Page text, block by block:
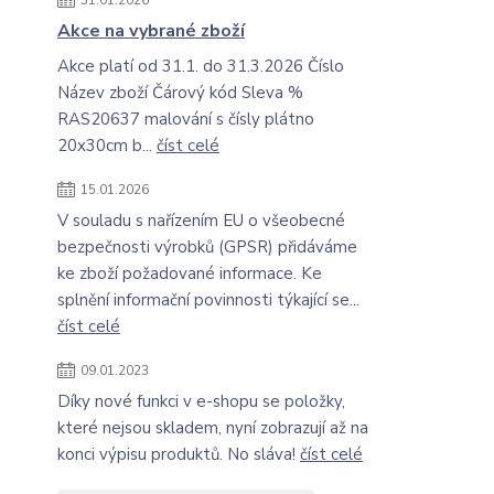
Akce na vybrané zboží
Akce platí od 31.1. do 31.3.2026 Číslo
Název zboží Čárový kód Sleva %
RAS20637 malování s čísly plátno
20x30cm b... číst celé
15.01.2026
V souladu s nařízením EU o všeobecné
bezpečnosti výrobků (GPSR) přidáváme
ke zboží požadované informace. Ke
splnění informační povinnosti týkající se...
číst celé
09.01.2023
Díky nové funkci v e-shopu se položky,
které nejsou skladem, nyní zobrazují až na
konci výpisu produktů. No sláva! číst celé